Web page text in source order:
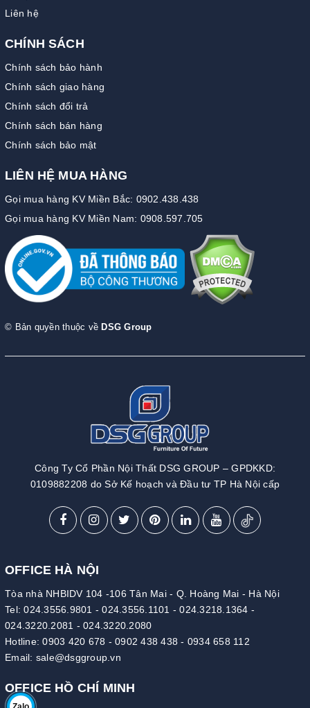
Liên hệ
CHÍNH SÁCH
Chính sách bảo hành
Chính sách giao hàng
Chính sách đổi trả
Chính sách bán hàng
Chính sách bảo mật
LIÊN HỆ MUA HÀNG
Gọi mua hàng KV Miền Bắc: 0902.438.438
Gọi mua hàng KV Miền Nam: 0908.597.705
© Bản quyền thuộc về DSG Group
Công Ty Cổ Phần Nội Thất DSG GROUP – GPDKKD:
0109882208 do Sở Kế hoạch và Đầu tư TP Hà Nội cấp
OFFICE HÀ NỘI
Tòa nhà NHBIDV 104 -106 Tân Mai - Q. Hoàng Mai - Hà Nội
Tel:024.3556.9801 -024.3556.1101 -024.3218.1364 -
024.3220.2081 - 024.3220.2080
Hotline:0903 420 678 - 0902 438 438 - 0934 658 112
Email: sale@dsggroup.vn
OFFICE HỒ CHÍ MINH